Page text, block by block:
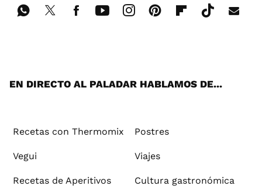
EN DIRECTO AL PALADAR HABLAMOS DE...
Recetas con Thermomix Postres
Vegui Viajes
Recetas de Aperitivos Cultura gastronómica